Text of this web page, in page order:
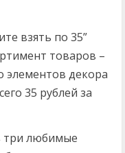
взять по 35”
товаров –
элементов декора
35 рублей за
три любимые